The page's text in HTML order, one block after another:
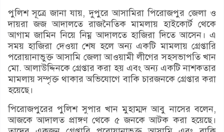
পুলিশ সূত্রে জানা যায়, দুপুরে আসামিরা পিরোজপুর জেলা ও
দায়রা জজ আদালতে রাজনৈতিক মামলায় হাইকোর্ট থেকে
আগাম জামিন নিয়ে নিম্ন আদালতে হাজিরা দিতে আসেন। এ
সময় হাজিরা দেওয়া শেষ হলে অন্য একটি মামলায় গ্রেপ্তারি
পরোয়ানাভুক্ত আসামি জেলা আওয়ামী লীগের সহসভাপতি খান
মো. আলাউদ্দিনকে গ্রেপ্তার করা হয় এবং অন্য একটি নাশকতার
মামলায় সম্পৃক্ত থাকার অভিযোগে বাকি চারজনকে গ্রেপ্তার করা
হয়েছে।
পিরোজপুরের পুলিশ সুপার খান মুহাম্মদ আবু নাসের বলেন,
আজকে আদালত প্রাঙ্গণ থেকে ৫ জনকে আটক করা হয়েছে।